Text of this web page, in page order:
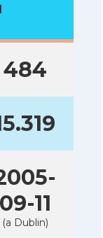
484
09-11
(a Dublin)